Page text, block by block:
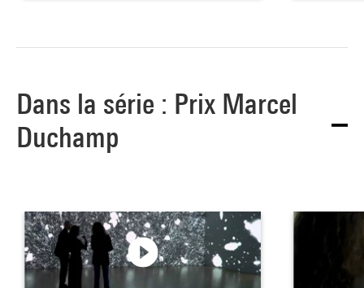
Dans la série : Prix Marcel
Duchamp